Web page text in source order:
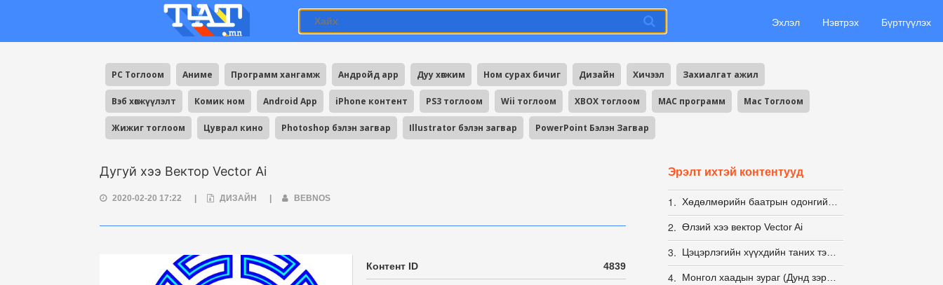
Эхлэл Нэвтрэх Бүртгүүлэх
PC Тоглоом Аниме Программ хангамж Андройд app Дуу хөгжим Ном сурах бичиг Дизайн Хичээл Захиалгат ажил
Вэб хөгжүүлэлт Комик ном Android App iPhone контент PS3 тоглоом Wii тоглоом XBOX тоглоом MAC программ Mac Тоглоом
Жижиг тоглоом Цуврал кино Photoshop бэлэн загвар Illustrator бэлэн загвар PowerPoint Бэлэн Загвар
Дугуй хээ Вектор Vector Ai
2020-02-20 17:22 ДИЗАЙН BEBNOS
Контент ID 4839
Эрэлт ихтэй контентууд
1.
2. Өлзий хээ вектор Vector Ai
3.
4.